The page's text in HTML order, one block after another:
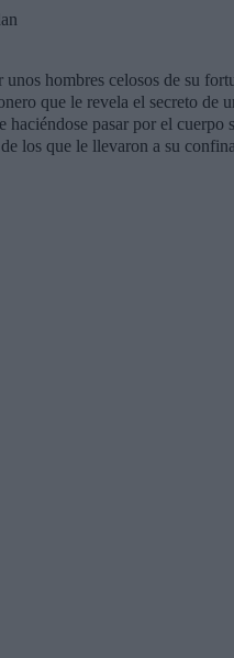
hombres celosos de su
que le revela el secreto de
pasar por el
los que le llevaron a su